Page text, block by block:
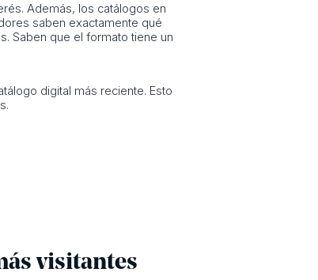
Además, los catálogos en
saben exactamente qué
Saben que el formato tiene un
digital más reciente. Esto
visitantes